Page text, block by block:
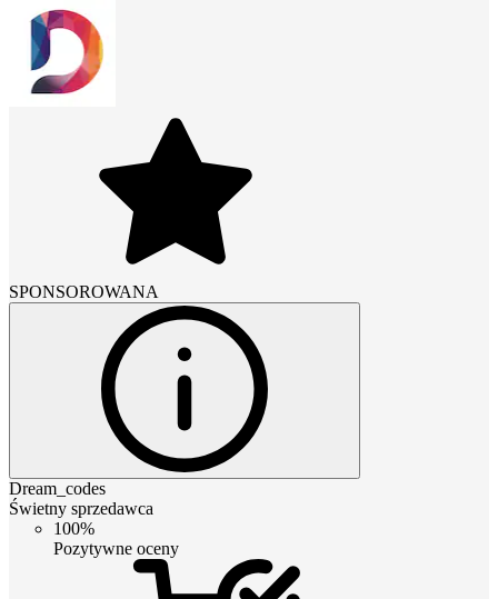
SPONSOROWANA
Dream_codes
Świetny sprzedawca
100%
Pozytywne oceny